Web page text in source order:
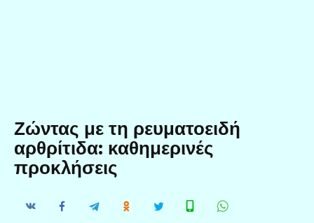
Ζώντας με τη ρευματοειδή
αρθρίτιδα: καθημερινές
προκλήσεις